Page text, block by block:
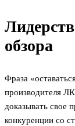
обзора
Фраза
производителя
доказывать свое
конкуренции со